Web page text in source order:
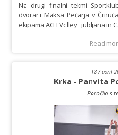
Na drugi finalni tekmi
dvorani Maksa Pečarja v
ekipama ACH Volley Ljubljana in
Read
18 / april
Krka - Panvita
Poročilo s